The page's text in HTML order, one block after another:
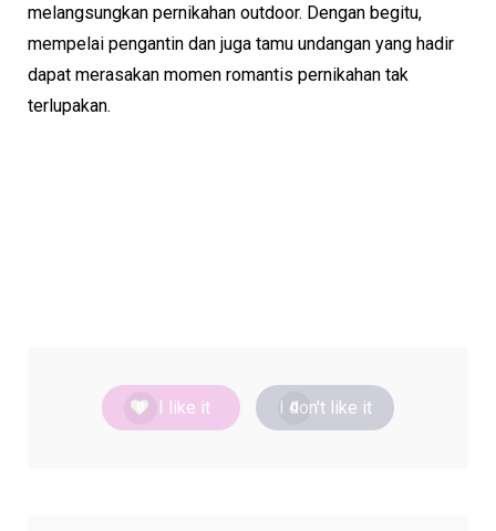
melangsungkan pernikahan outdoor. Dengan begitu,
mempelai pengantin dan juga tamu undangan yang hadir
dapat merasakan momen romantis pernikahan tak
terlupakan.
0 I like it 0
I don't like it